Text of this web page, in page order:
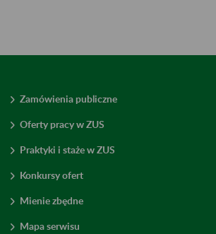
Zamówienia publiczne
Oferty pracy w ZUS
Praktyki i staże w ZUS
Konkursy ofert
Mienie zbędne
Mapa serwisu